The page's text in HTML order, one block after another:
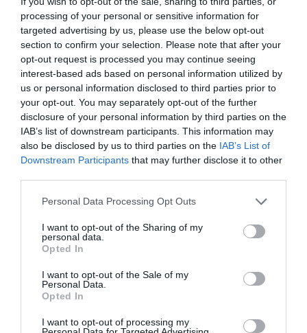
processing of your personal or sensitive information for
targeted advertising by us, please use the below opt-out
section to confirm your selection. Please note that after your
opt-out request is processed you may continue seeing
interest-based ads based on personal information utilized by
us or personal information disclosed to third parties prior to
your opt-out. You may separately opt-out of the further
disclosure of your personal information by third parties on the
IAB’s list of downstream participants. This information may
also be disclosed by us to third parties on the IAB’s List of
Downstream Participants that may further disclose it to other
Personal Data Processing Opt Outs
I want to opt-out of the Sharing of my
personal data.
Opted In
I want to opt-out of the Sale of my
Personal Data.
Opted In
I want to opt-out of processing my
Arbustos Aromáticas
Lavanda de Allard-Lavandula Allardi
Merlo
11 abril, 2020 Marisol Huesca
5 comentarios
Dificultad baja
ramificado. Hojas perennes, lanceadas y aromáticas, de
bordes dentados, de color verde con bordes de color
amarillo cremoso. Flores purpura-azuladas, reunidas en
inflorescencias verticales largas. Situación soleada, suelo
suelto, bien drenado. Riegos moderados.
Leer más